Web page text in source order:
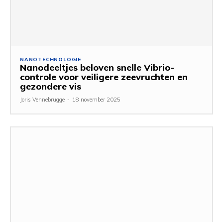
NANOTECHNOLOGIE
Nanodeeltjes beloven snelle Vibrio-
controle voor veiligere zeevruchten en
gezondere vis
Joris Vennebrugge - 18 november 2025